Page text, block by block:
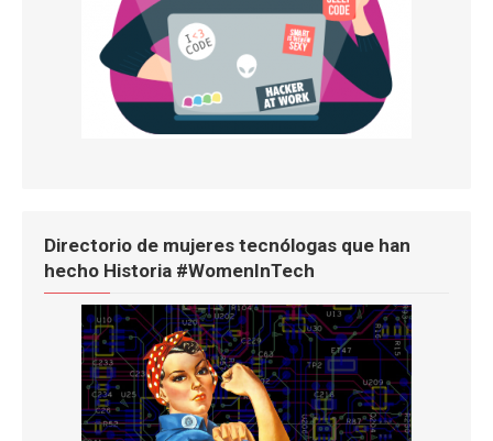
Directorio de mujeres tecnólogas que han
hecho Historia #WomenInTech